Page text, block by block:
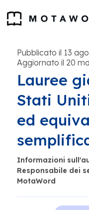
Pubblicato il 13
Aggiornato il 20
Lauree
Stati
ed
Informazioni
Responsabile dei
MotaWord